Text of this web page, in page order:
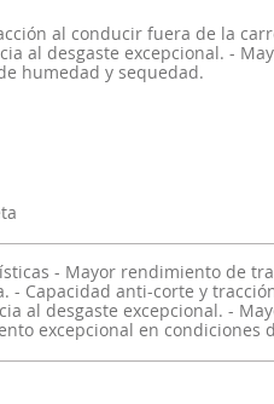
al conducir fuera de la
al desgaste excepcional. -
humedad y sequedad.
- Mayor rendimiento de
- Capacidad anti-corte y
al desgaste excepcional. -
excepcional en condiciones